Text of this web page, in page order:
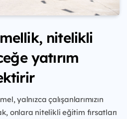
nitelikli
yatırım
yalnızca çalışanlarımızın
onlara nitelikli eğitim fırsatları